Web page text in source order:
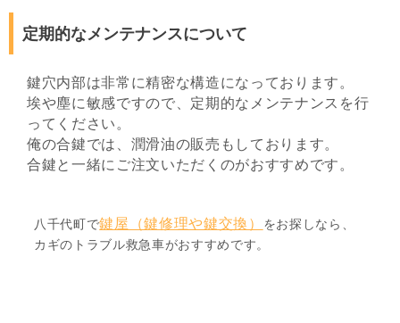
定期的なメンテナンスについて
鍵穴内部は非常に精密な構造になっております。
埃や塵に敏感ですので、定期的なメンテナンスを行
ってください。
俺の合鍵では、潤滑油の販売もしております。
合鍵と一緒にご注文いただくのがおすすめです。
八千代町で鍵屋（鍵修理や鍵交換）
をお探しなら、
カギのトラブル救急車がおすすめです。